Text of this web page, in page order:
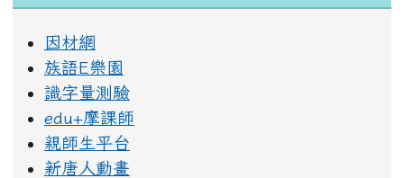
因材網
族語E樂園
識字量測驗
edu+摩課師
親師生平台
新唐人動畫